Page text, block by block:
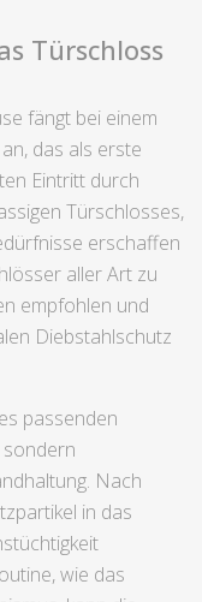
Türschloss
fängt bei einem
das als erste
Eintritt durch
Türschlosses,
erschaffen
aller Art zu
empfohlen und
Diebstahlschutz
passenden
Nach
in das
wie das